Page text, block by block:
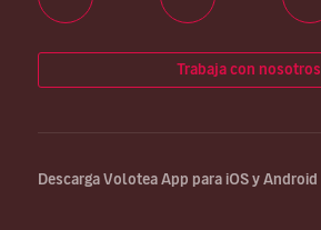
Trabaja con nosotros
Descarga Volotea App para iOS y Android